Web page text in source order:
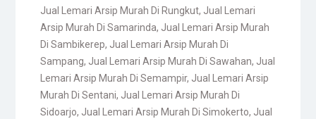
Jual Lemari Arsip Murah Di Rungkut, Jual Lemari
Arsip Murah Di Samarinda, Jual Lemari Arsip Murah
Di Sambikerep, Jual Lemari Arsip Murah Di
Sampang, Jual Lemari Arsip Murah Di Sawahan, Jual
Lemari Arsip Murah Di Semampir, Jual Lemari Arsip
Murah Di Sentani, Jual Lemari Arsip Murah Di
Sidoarjo, Jual Lemari Arsip Murah Di Simokerto, Jual